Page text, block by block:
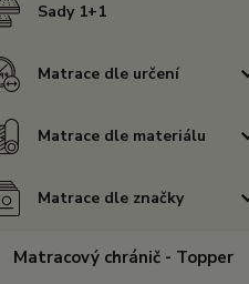
Sady 1+1
Matrace dle určení
Matrace dle materiálu
Matrace dle značky
Matracový chránič - Topper